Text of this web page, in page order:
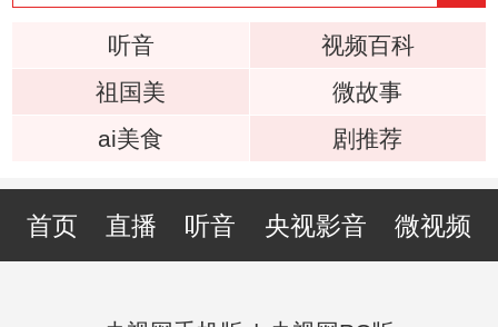
听音
视频百科
祖国美
微故事
ai美食
剧推荐
首页 直播 听音 央视影音 微视频